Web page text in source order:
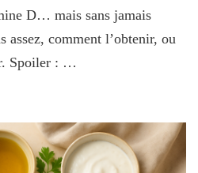
D… mais sans jamais
assez, comment l’obtenir, ou
Spoiler : …